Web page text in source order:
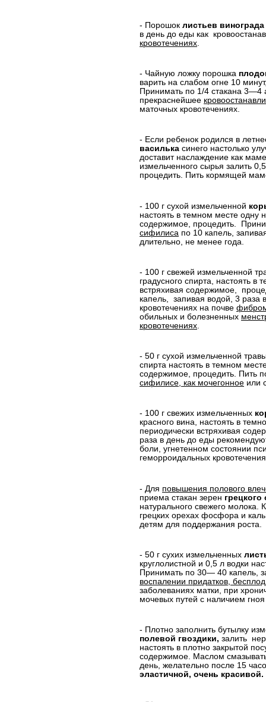
- Порошок листьев винограда
в день до еды как
кровотечениях
- Чайную ложку порошка
варить на слабом огне 10
Принимать по 1/4 стакана
прекраснейшее
маточных кровотечениях.
- Если ребенок родился в
василька синего настолько
доставит наслаждение как
измельченного сырья залить
процедить. Пить кормящей
- 100 г сухой измельченной
настоять в темном месте одну
содержимое, процедить.
сифилиса по 10 капель,
длительно, не менее года.
- 100 г свежей измельченной
градусного спирта, настоять в
встряхивая содержимое,
капель,
запивая водой, 3 раза
кровотечениях на почве
обильных и болезненных
кровотечениях
- 50 г сухой измельченной
спирта настоять в темном
содержимое, процедить. Пить
сифилисе, как мочегонное или
- 100 г свежих измельченных
красного вина, настоять в
периодически встряхивая
раза в день до еды
боли, угнетенном состоянии
геморроидальных
- Для повышения полового
приема стакан зерен грецкого
натурального свежего
грецких орехах фосфора и
детям для поддержания роста.
- 50 г сухих измельченных
круглолистной и 0,5 л водки
Принимать по 30— 40 капель,
воспалении придатков,
заболеваниях матки, при
мочевых путей с наличием
- Плотно заполнить бутылку
полевой гвоздики, залить
настоять в плотно закрытой
содержимое. Маслом
день, желательно после 15
эластичной, очень красивой.